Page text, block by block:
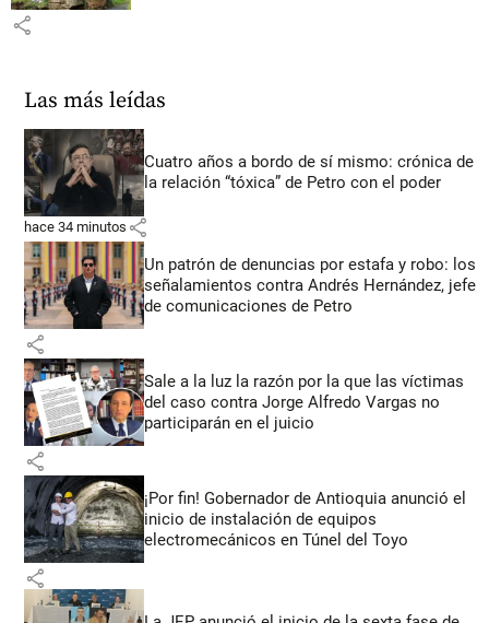
share
Las más leídas
Cuatro años a bordo de sí mismo: crónica de
la relación “tóxica” de Petro con el poder
hace 34 minutos share
Un patrón de denuncias por estafa y robo: los
señalamientos contra Andrés Hernández, jefe
de comunicaciones de Petro
share
Sale a la luz la razón por la que las víctimas
del caso contra Jorge Alfredo Vargas no
participarán en el juicio
share
¡Por fin! Gobernador de Antioquia anunció el
inicio de instalación de equipos
electromecánicos en Túnel del Toyo
share